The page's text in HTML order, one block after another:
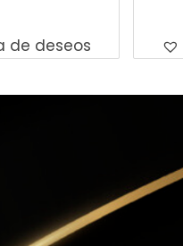
de deseos